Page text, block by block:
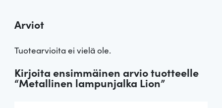
Arviot
Tuotearvioita ei vielä ole.
Kirjoita ensimmäinen arvio tuotteelle
“Metallinen lampunjalka Lion”